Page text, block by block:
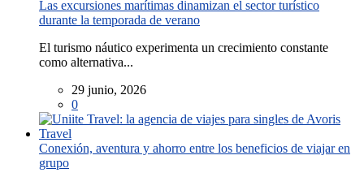
Las excursiones marítimas dinamizan el sector turístico
durante la temporada de verano
El turismo náutico experimenta un crecimiento constante
como alternativa...
29 junio, 2026
0
Conexión, aventura y ahorro entre los beneficios de viajar en
grupo